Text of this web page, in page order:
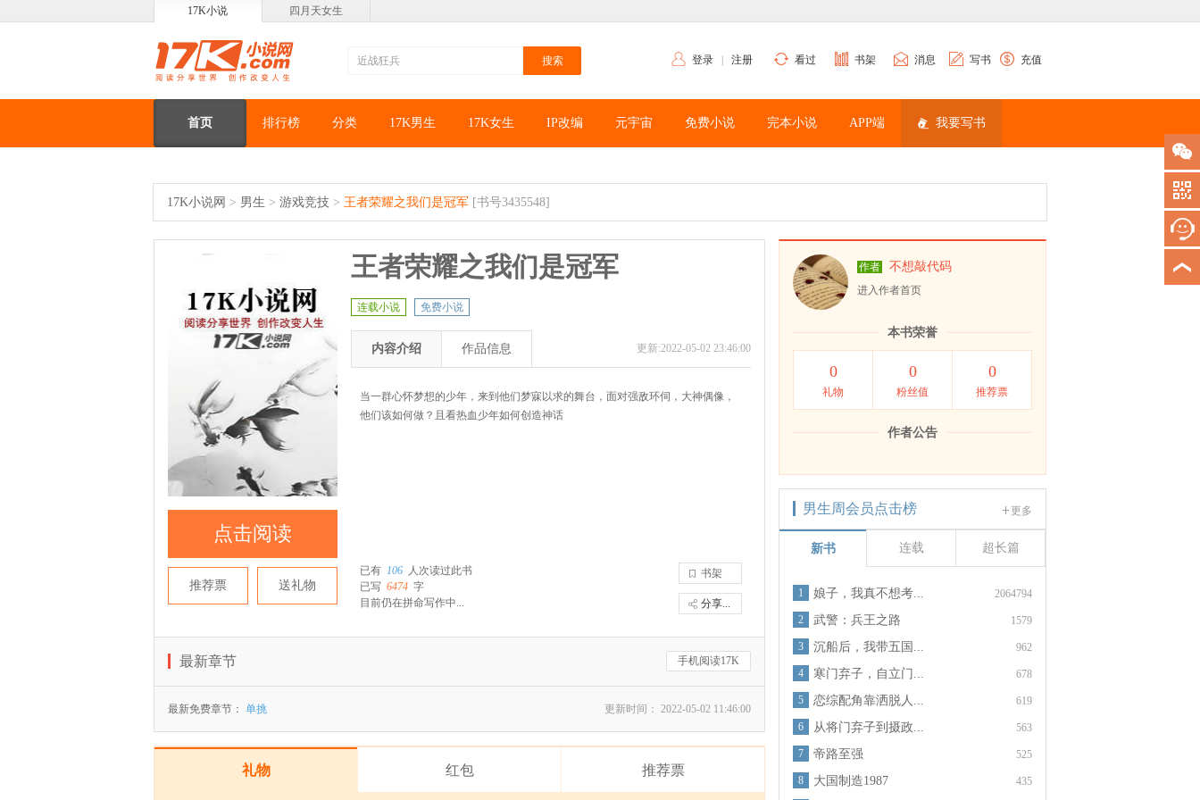
17K小说 四月天女生
登录 注册 看过 书架 消息 写书 充值
首页 排行榜 分类 17K男生 17K女生 IP改编 元宇宙 免费小说 完本小说 APP端 我要写书
17K小说网 > 男生 > 游戏竞技 > 王者荣耀之我们是冠军 [书号3435548]
点击阅读
推荐票 送礼物
王者荣耀之我们是冠军
连载小说 免费小说
更新:2022-05-02 23:46:00
内容介绍 作品信息
当一群心怀梦想的少年，来到他们梦寐以求的舞台，面对强敌环伺，大神偶像，
他们该如何做？且看热血少年如何创造神话
书架
分享...
已有 106 人次读过此书
已写 6474 字
目前仍在拼命写作中...
手机阅读17K
最新章节
更新时间： 2022-05-02 11:46:00
最新免费章节： 单挑
礼物 红包 推荐票
作者 不想敲代码
进入作者首页
本书荣誉
0
礼物
0
粉丝值
0
推荐票
作者公告
更多
男生周会员点击榜
新书 连载 超长篇
2064794
1 娘子，我真不想考...
1579
2 武警：兵王之路
962
3 沉船后，我带五国...
678
4 寒门弃子，自立门...
619
5 恋综配角靠洒脱人...
563
6 从将门弃子到摄政...
525
7 帝路至强
435
8 大国制造1987